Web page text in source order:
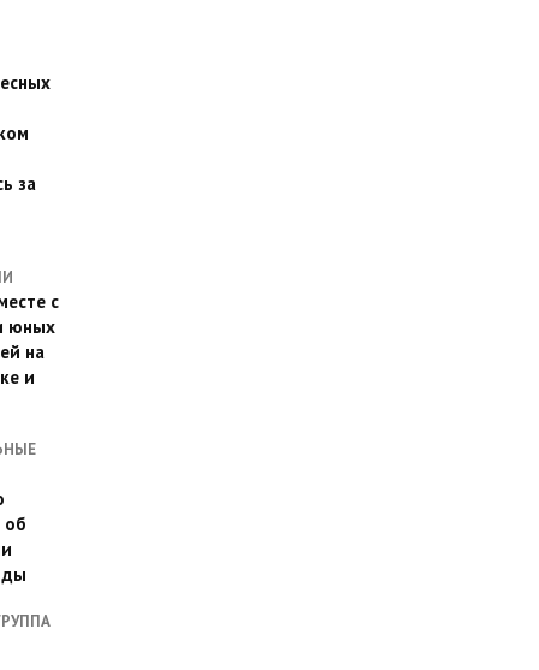
за
с
юных
на
и
об